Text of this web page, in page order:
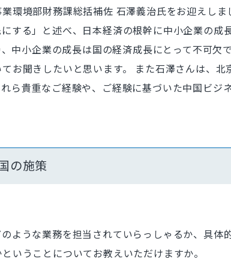
環境部財務課総括補佐 石澤義治氏をお迎えしま
する」と述べ、日本経済の根幹に中小企業の成
中小企業の成長は国の経済成長にとって不可欠
お聞きしたいと思います。 また石澤さんは、
ら貴重なご経験や、ご経験に基づいた中国ビ
の施策
ような業務を担当されていらっしゃるか、具
いうことについてお教えいただけますか。